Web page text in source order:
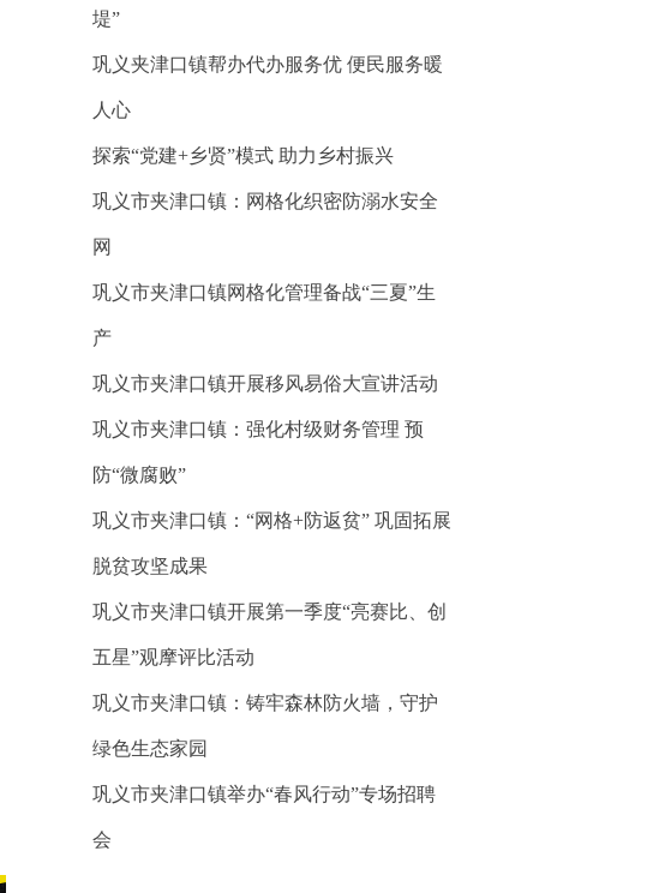
堤”
巩义夹津口镇帮办代办服务优 便民服务暖
人心
探索“党建+乡贤”模式 助力乡村振兴
巩义市夹津口镇：网格化织密防溺水安全
网
巩义市夹津口镇网格化管理备战“三夏”生
产
巩义市夹津口镇开展移风易俗大宣讲活动
巩义市夹津口镇：强化村级财务管理 预
防“微腐败”
巩义市夹津口镇：“网格+防返贫” 巩固拓展
脱贫攻坚成果
巩义市夹津口镇开展第一季度“亮赛比、创
五星”观摩评比活动
巩义市夹津口镇：铸牢森林防火墙，守护
绿色生态家园
巩义市夹津口镇举办“春风行动”专场招聘
会